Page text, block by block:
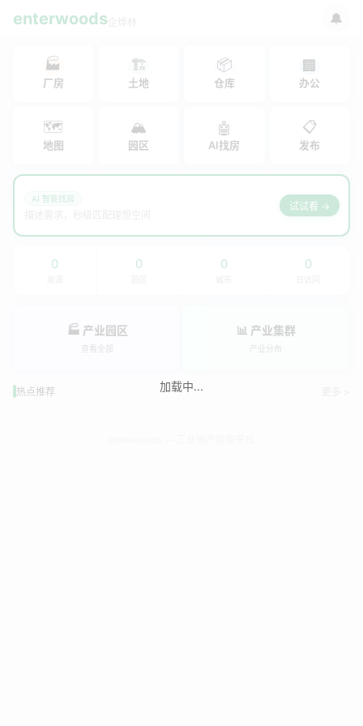
enterwoods 🔔
🏭
厂房
🏗
土地
📦
仓库
🏢
办公
🗺
地图
🏔
园区
🤖
AI找房
📋
发布
AI 智能找房
试试看 →
0 0 0 0
🏭 产业园区
查看全部
📊 产业集群
产业分布
热点推荐 加载中...